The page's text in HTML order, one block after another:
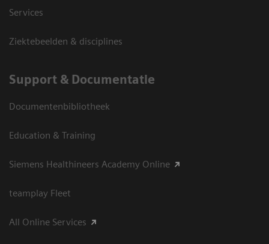
Services
Ziektebeelden & disciplines
Support & Documentatie
Documentenbibliotheek
Education & Training
Siemens Healthineers Academy Online
teamplay Fleet
All Online Services